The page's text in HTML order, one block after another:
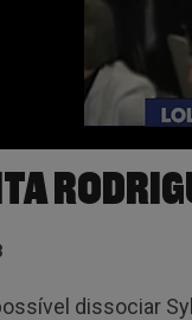
dissociar